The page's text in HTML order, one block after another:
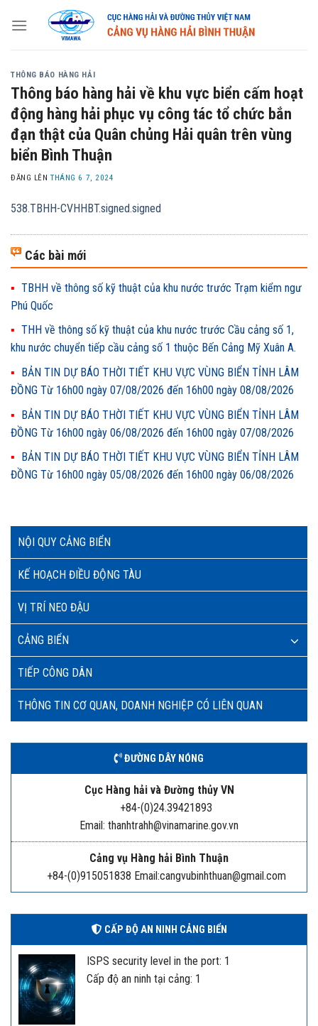
NỘI QUY CẢNG BIỂN
KẾ HOẠCH ĐIỀU ĐỘNG TÀU
VỊ TRÍ NEO ĐẬU
CẢNG BIỂN
TIẾP CÔNG DÂN
THÔNG TIN CƠ QUAN, DOANH NGHIỆP CÓ LIÊN QUAN
ĐƯỜNG DÂY NÓNG
Cục Hàng hải và Đường thủy VN
+84-(0)24.39421893
Email: thanhtrahh@vinamarine.gov.vn
Cảng vụ Hàng hải Bình Thuận
+84-(0)915051838 Email:cangvubinhthuan@gmail.com
CẤP ĐỘ AN NINH CẢNG BIỂN
ISPS security level in the port: 1
Cấp độ an ninh tại cảng: 1
THÔNG BÁO HÀNG HẢI
Thông báo hàng hải về khu vực biển cấm hoạt
động hàng hải phục vụ công tác tổ chức bắn
đạn thật của Quân chủng Hải quân trên vùng
biển Bình Thuận
ĐĂNG LÊNTHÁNG 6 7, 2024
538.TBHH-CVHHBT.signed.signed
Các bài mới
TBHH về thông số kỹ thuật của khu nước trước Trạm kiểm ngư
Phú Quốc
THH về thông số kỹ thuật của khu nước trước Cầu cảng số 1,
khu nước chuyển tiếp cầu cảng số 1 thuộc Bến Cảng Mỹ Xuân A.
BẢN TIN DỰ BÁO THỜI TIẾT KHU VỰC VÙNG BIỂN TỈNH LÂM
ĐỒNG Từ 16h00 ngày 07/08/2026 đến 16h00 ngày 08/08/2026
BẢN TIN DỰ BÁO THỜI TIẾT KHU VỰC VÙNG BIỂN TỈNH LÂM
ĐỒNG Từ 16h00 ngày 06/08/2026 đến 16h00 ngày 07/08/2026
BẢN TIN DỰ BÁO THỜI TIẾT KHU VỰC VÙNG BIỂN TỈNH LÂM
ĐỒNG Từ 16h00 ngày 05/08/2026 đến 16h00 ngày 06/08/2026